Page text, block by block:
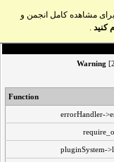
مشاهده کامل انجمن و
کنید .
Warning
Function
errorHandler-
pluginSystem-